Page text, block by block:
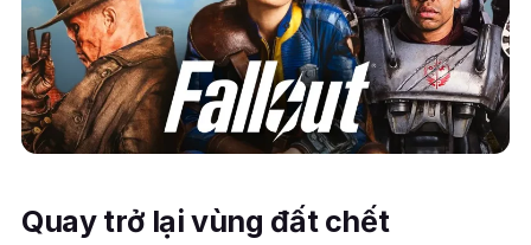
Quay trở lại vùng đất chết